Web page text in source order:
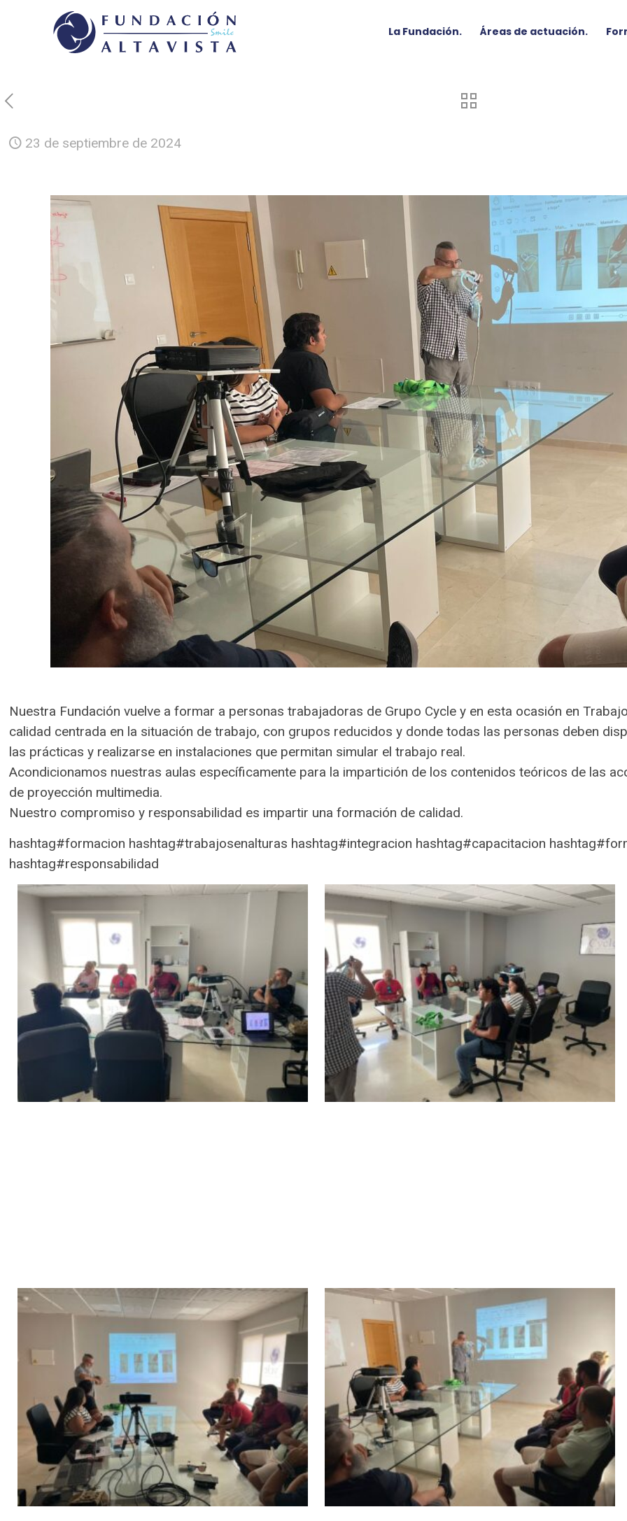
La Fundación. Áreas de actuación.
23 de septiembre de 2024
Nuestra Fundación vuelve a formar a personas trabajadoras de Grupo Cycle y en esta ocasión en
calidad centrada en la situación de trabajo, con grupos reducidos y donde todas las personas deben
las prácticas y realizarse en instalaciones que permitan simular el trabajo real.
Acondicionamos nuestras aulas específicamente para la impartición de los contenidos teóricos de las
de proyección multimedia.
Nuestro compromiso y responsabilidad es impartir una formación de calidad.
hashtag#formacion hashtag#trabajosenalturas hashtag#integracion hashtag#capacitacion
hashtag#responsabilidad